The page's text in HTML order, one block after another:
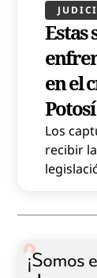
Estas
en el
Los
recibir